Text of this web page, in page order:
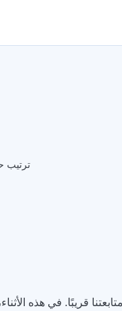
قريبًا. في هذه